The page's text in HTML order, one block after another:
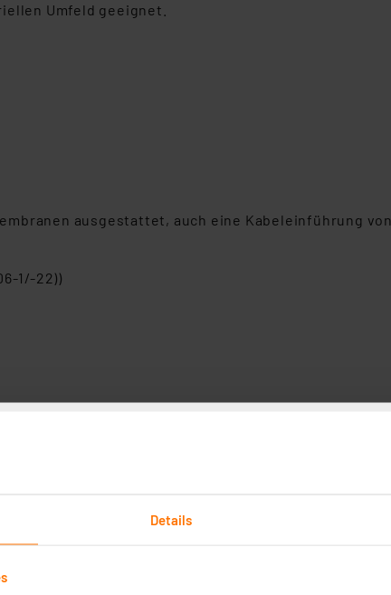
Details
Umfeld geeignet.
ausgestattet, auch eine Kabeleinführung
1/-22))